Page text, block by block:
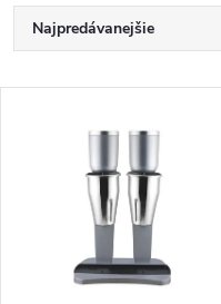
R
a
Najpredávanejšie